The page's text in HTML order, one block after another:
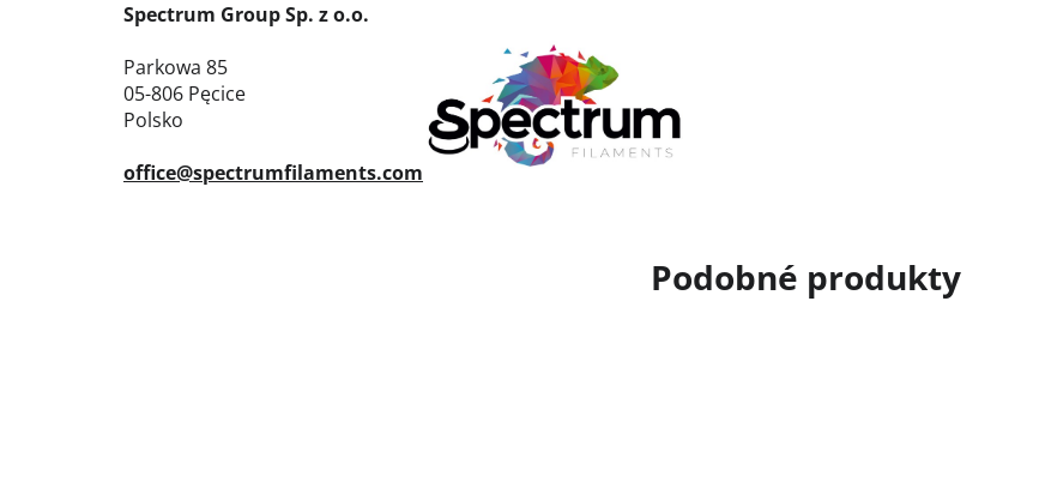
Spectrum Group Sp. z o.o.
Parkowa 85
05-806 Pęcice
Polsko
office@spectrumfilaments.com